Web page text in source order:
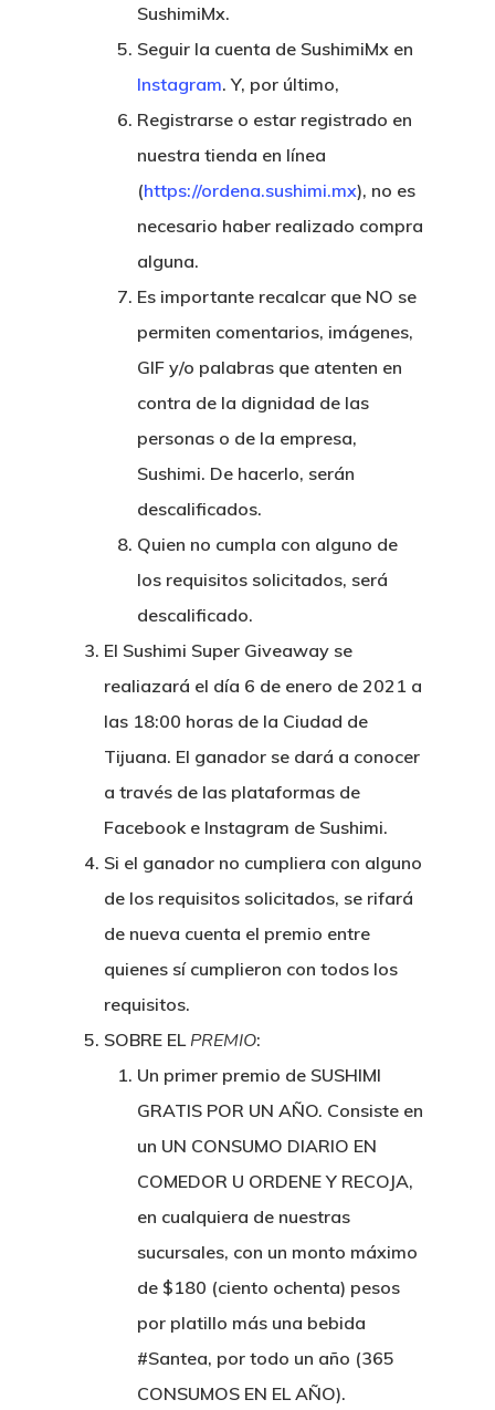
SushimiMx.
Seguir la cuenta de SushimiMx en
Instagram. Y, por último,
Registrarse o estar registrado en
nuestra tienda en línea
(https://ordena.sushimi.mx), no es
necesario haber realizado compra
alguna.
Es importante recalcar que NO se
permiten comentarios, imágenes,
GIF y/o palabras que atenten en
contra de la dignidad de las
personas o de la empresa,
Sushimi. De hacerlo, serán
descalificados.
Quien no cumpla con alguno de
los requisitos solicitados, será
descalificado.
El Sushimi Super Giveaway se
realiazará el día 6 de enero de 2021 a
las 18:00 horas de la Ciudad de
Tijuana. El ganador se dará a conocer
a través de las plataformas de
Facebook e Instagram de Sushimi.
Si el ganador no cumpliera con alguno
de los requisitos solicitados, se rifará
de nueva cuenta el premio entre
quienes sí cumplieron con todos los
requisitos.
SOBRE EL PREMIO:
Un primer premio de SUSHIMI
GRATIS POR UN AÑO. Consiste en
un UN CONSUMO DIARIO EN
COMEDOR U ORDENE Y RECOJA,
en cualquiera de nuestras
sucursales, con un monto máximo
de $180 (ciento ochenta) pesos
por platillo más una bebida
#Santea, por todo un año (365
CONSUMOS EN EL AÑO).